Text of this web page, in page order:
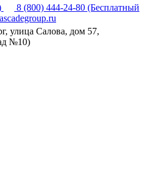
8 (800) 444-24-80 (Бесплатный
улица Салова, дом 57,
№10)